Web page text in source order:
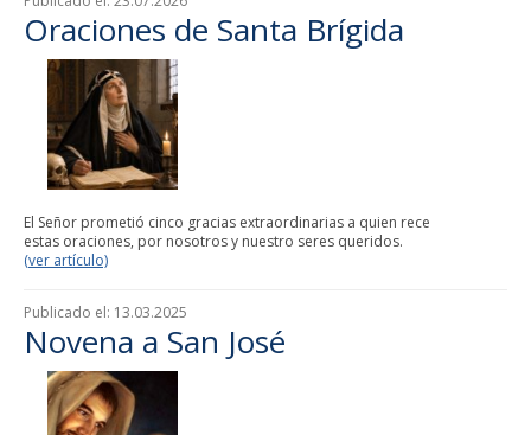
Oraciones de Santa Brígida
El Señor prometió cinco gracias extraordinarias a quien rece
estas oraciones, por nosotros y nuestro seres queridos.
(ver artículo)
Publicado el: 13.03.2025
Novena a San José